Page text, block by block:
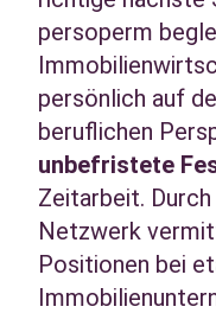
persoperm
persönlich auf
beruflichen
unbefristete
Zeitarbeit.
Netzwerk
Positionen bei